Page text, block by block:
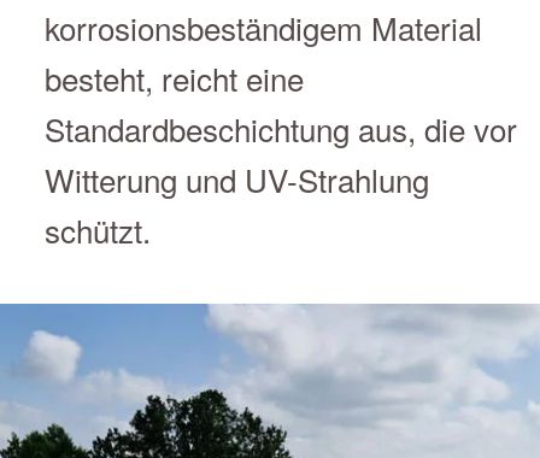
korrosionsbeständigem Material
besteht, reicht eine
Standardbeschichtung aus, die vor
Witterung und UV-Strahlung
schützt.